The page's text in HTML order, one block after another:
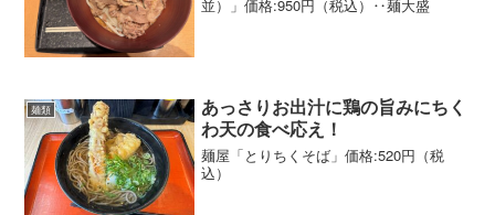
並）」価格:950円（税込）‥麺大盛
麺類
あっさりお出汁に鶏の旨みにちく
わ天の食べ応え！
麺屋「とりちくそば」価格:520円（税
込）